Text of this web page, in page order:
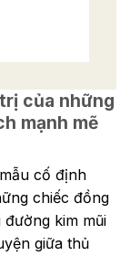
của những
mạnh mẽ
cố định
chiếc đồng
kim mũi
giữa thủ